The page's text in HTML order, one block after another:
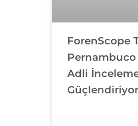
ForenScope
Pernambuco
Adli
Güçlendiriyor